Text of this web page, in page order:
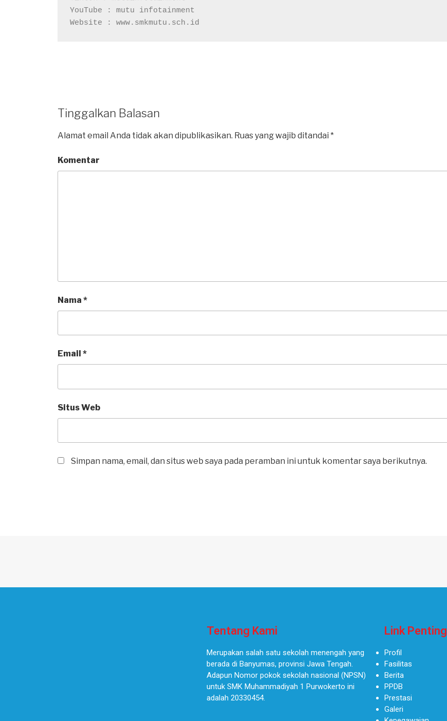
YouTube : mutu infotainment
Tinggalkan Balasan
Alamat email Anda tidak akan dipublikasikan. Ruas yang wajib ditandai *
Komentar
Nama *
Email *
Situs Web
Simpan nama, email, dan situs web saya pada peramban ini untuk komentar saya berikutnya.
Tentang Kami
Merupakan salah satu sekolah menengah yang
berada di Banyumas, provinsi Jawa Tengah.
Adapun Nomor pokok sekolah nasional (NPSN)
untuk SMK Muhammadiyah 1 Purwokerto ini
adalah 20330454.
Link Penting
Profil
Fasilitas
Berita
PPDB
Prestasi
Galeri